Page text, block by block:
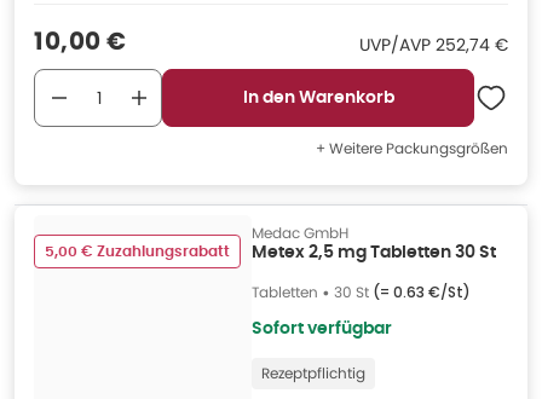
Verkaufspreis
10,00 € UVP/AVP UVP/AVP:
252,74 €
In den Warenkorb
+ Weitere Packungsgrößen
5,00 € Zuzahlungsrabatt
Medac GmbH
Metex 2,5 mg Tabletten 30 St
Tabletten • 30 St (= 0.63 €/St)
Sofort verfügbar
Rezeptpflichtig